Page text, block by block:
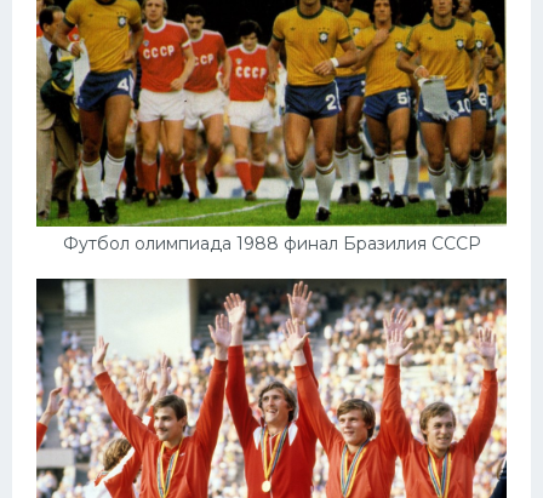
Футбол олимпиада 1988 финал Бразилия СССР